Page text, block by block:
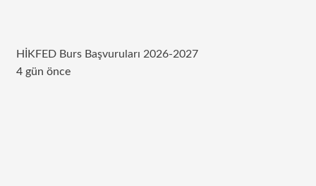
HİKFED Burs Başvuruları 2026-2027
4 gün önce